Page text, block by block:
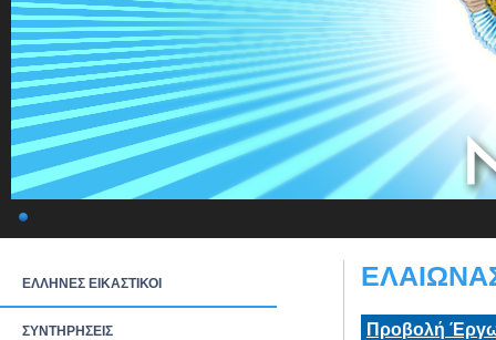
ΕΛΛΗΝΕΣ ΕΙΚΑΣΤΙΚΟΙ
ΣΥΝΤΗΡΗΣΕΙΣ Προβολή